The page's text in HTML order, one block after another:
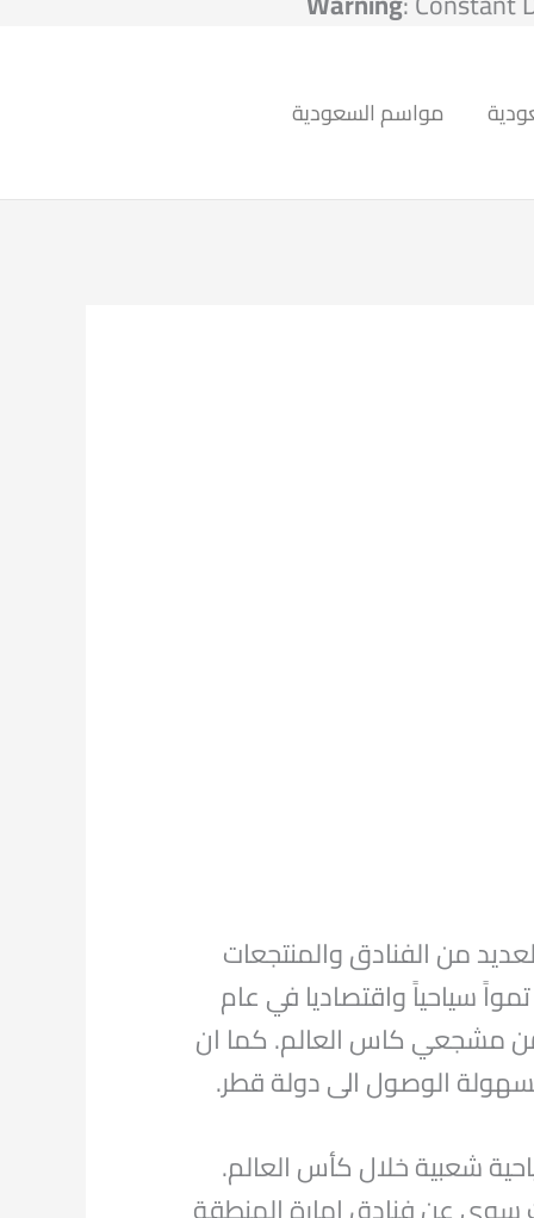
مواسم السعودية
من الفنادق والمنتجعات
سياحياً واقتصاديا في عام
من مشجعي كاس العالم. كما ان
لسهولة الوصول الى دولة قطر.
شعبية خلال كأس العالم.